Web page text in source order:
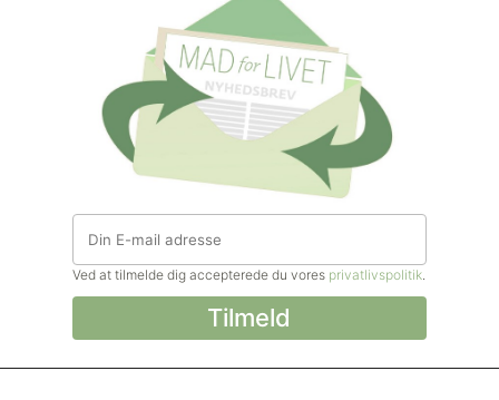
Ved at tilmelde dig accepterede du vores privatlivspolitik.